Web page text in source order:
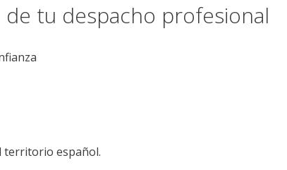
tu despacho profesional
territorio español.